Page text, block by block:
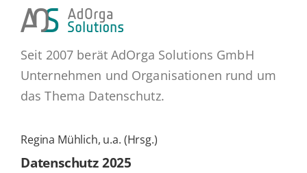
Seit 2007 berät AdOrga Solutions GmbH
Unternehmen und Organisationen rund um
das Thema Datenschutz.
Regina Mühlich, u.a. (Hrsg.)
Daten­schutz 2025